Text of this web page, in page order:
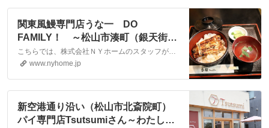
関東風鰻専門店うな一 DO
FAMILY！ ～松山市湊町（銀天街と
中の川通りの間）～｜松山市・大洲
市の賃貸・不動産なら株式会社NYホ
ーム
こちらでは、株式会社ＮＹホームのスタッフが執筆したスタッフブログ記事、「関東風鰻専門店うな一 DO FAMILY！ ～松山市湊町（銀天街と中の川通りの間）～」をご紹介しております。他にも様々なテーマの記事がありますので、お住まい探しの合間にぜひご一読ください！
www.nyhome.jp
新空港通り沿い（松山市北斎院町）
パイ専門店Tsutsumiさん～わたしと